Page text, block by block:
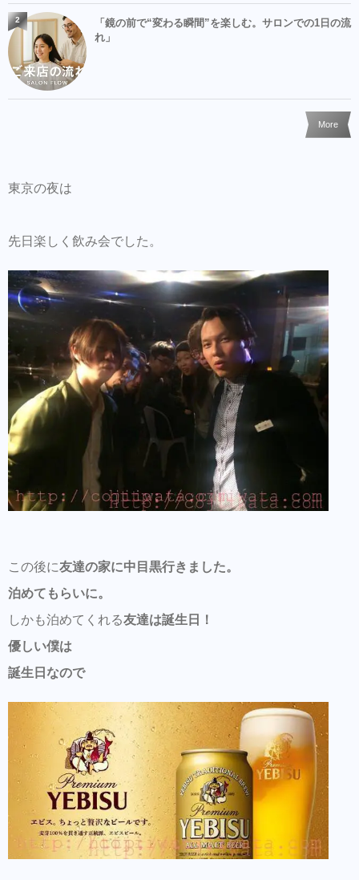
「鏡の前で“変わる瞬間”を楽しむ。サロンでの1日の流
れ」
2
More
東京の夜は
先日楽しく飲み会でした。
この後に友達の家に中目黒行きました。
泊めてもらいに。
しかも泊めてくれる友達は誕生日！
優しい僕は
誕生日なので